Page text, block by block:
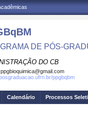
DE PÓS-
DO CB
ppgbioquimica@gmail.com
ppgbqbm
Calendário Processos